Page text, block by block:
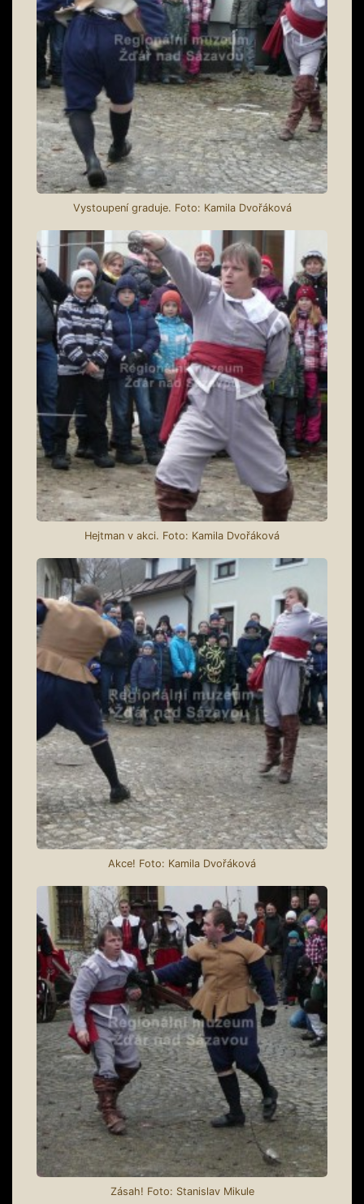
Vystoupení graduje. Foto: Kamila Dvořáková
Hejtman v akci. Foto: Kamila Dvořáková
Akce! Foto: Kamila Dvořáková
Zásah! Foto: Stanislav Mikule